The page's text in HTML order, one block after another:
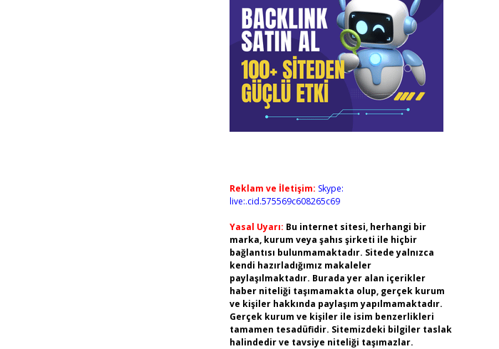
Reklam ve İletişim: Skype:
live:.cid.575569c608265c69
Yasal Uyarı: Bu internet sitesi, herhangi bir
marka, kurum veya şahıs şirketi ile hiçbir
bağlantısı bulunmamaktadır. Sitede yalnızca
kendi hazırladığımız makaleler
paylaşılmaktadır. Burada yer alan içerikler
haber niteliği taşımamakta olup, gerçek kurum
ve kişiler hakkında paylaşım yapılmamaktadır.
Gerçek kurum ve kişiler ile isim benzerlikleri
tamamen tesadüfidir. Sitemizdeki bilgiler taslak
halindedir ve tavsiye niteliği taşımazlar.